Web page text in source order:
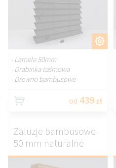
DOSTOSUJ.
- Lamele 50mm
- Drabinka taśmowa
- Drewno bambusowe
od 439 zł
Żaluzje bambusowe
50 mm naturalne